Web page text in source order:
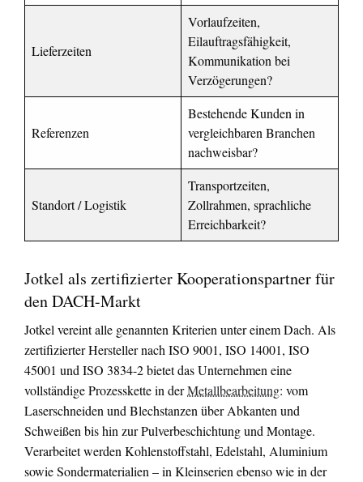
Lieferzeiten
Vorlaufzeiten,
Eilauftragsfähigkeit,
Kommunikation bei
Verzögerungen?
Referenzen
Bestehende Kunden in
vergleichbaren Branchen
nachweisbar?
Standort / Logistik
Transportzeiten,
Zollrahmen, sprachliche
Erreichbarkeit?
Jotkel als zertifizierter Kooperationspartner für
den DACH-Markt
Jotkel vereint alle genannten Kriterien unter einem Dach. Als
zertifizierter Hersteller nach ISO 9001, ISO 14001, ISO
45001 und ISO 3834-2 bietet das Unternehmen eine
vollständige Prozesskette in derMetallbearbeitung: vom
Laserschneiden und Blechstanzen über Abkanten und
Schweißen bis hin zur Pulverbeschichtung und Montage.
Verarbeitet werden Kohlenstoffstahl, Edelstahl, Aluminium
sowie Sondermaterialien – in Kleinserien ebenso wie in der